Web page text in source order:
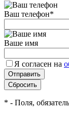
Ваш телефон*
Ваше имя
Я согласен на
* - Поля,